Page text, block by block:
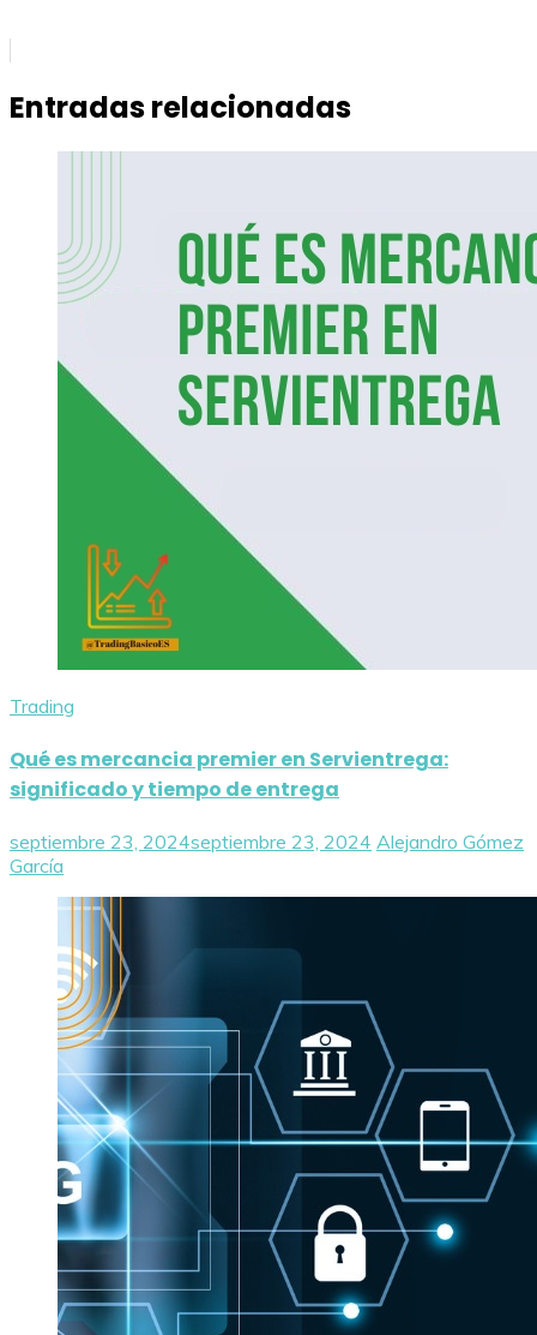
Entradas relacionadas
Trading
Qué es mercancia premier en Servientrega:
significado y tiempo de entrega
septiembre 23, 2024septiembre 23, 2024 Alejandro Gómez
García